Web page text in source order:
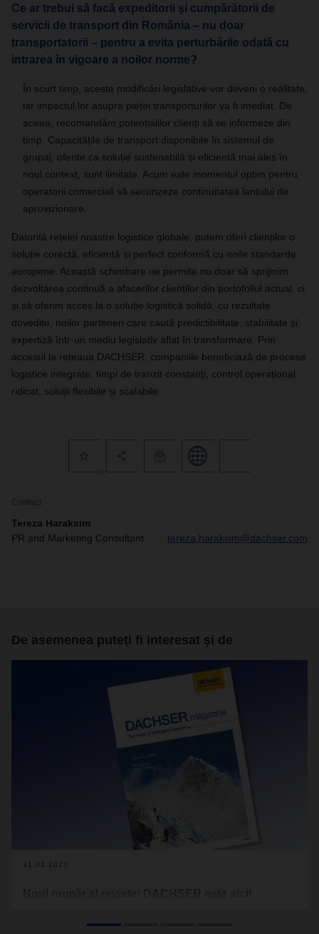
Ce ar trebui să facă expeditorii și cumpărătorii de
servicii de transport din România – nu doar
transportatorii – pentru a evita perturbările odată cu
intrarea în vigoare a noilor norme?
În scurt timp, aceste modificări legislative vor deveni o realitate,
iar impactul lor asupra pieței transporturilor va fi imediat. De
aceea, recomandăm potențialilor clienți să se informeze din
timp. Capacitățile de transport disponibile în sistemul de
grupaj, oferite ca soluție sustenabilă și eficientă mai ales în
noul context, sunt limitate. Acum este momentul optim pentru
operatorii comerciali să securizeze continuitatea lanțului de
aprovizionare.
Datorită rețelei noastre logistice globale, putem oferi clienților o
soluție corectă, eficientă și perfect conformă cu noile standarde
europene. Această schimbare ne permite nu doar să sprijinim
dezvoltarea continuă a afacerilor clienților din portofoliul actual, ci
și să oferim acces la o soluție logistică solidă, cu rezultate
dovedite, noilor parteneri care caută predictibilitate, stabilitate și
expertiză într-un mediu legislativ aflat în transformare. Prin
accesul la rețeaua DACHSER, companiile beneficiază de procese
logistice integrate, timpi de tranzit constanți, control operațional
ridicat, soluții flexibile și scalabile.
Contact
Tereza Haraksim
PR and Marketing Consultant
tereza.haraksim@dachser.com
De asemenea puteți fi interesat și de
31.03.2023